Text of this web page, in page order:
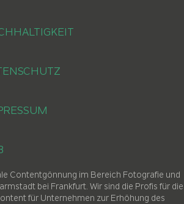
Contentgönnung im Bereich Fotografie und
bei Frankfurt. Wir sind die Profis für die
für Unternehmen zur Erhöhung des